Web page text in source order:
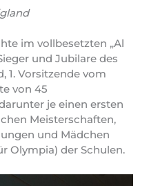
im vollbesetzten „Al
und Jubilare des
1. Vorsitzende vom
von 45
je einen ersten
Meisterschaften,
und Mädchen
Olympia) der Schulen.